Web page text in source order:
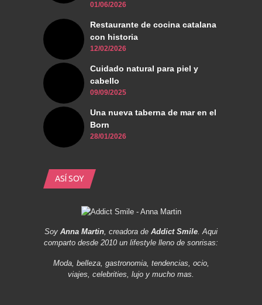
01/06/2026
Restaurante de cocina catalana
con historia
12/02/2026
Cuidado natural para piel y
cabello
09/09/2025
Una nueva taberna de mar en el
Born
28/01/2026
ASÍ SOY
Soy Anna Martin, creadora de Addict Smile. Aqui
comparto desde 2010 un lifestyle lleno de sonrisas:
Moda, belleza, gastronomia, tendencias, ocio,
viajes, celebrities, lujo y mucho mas.